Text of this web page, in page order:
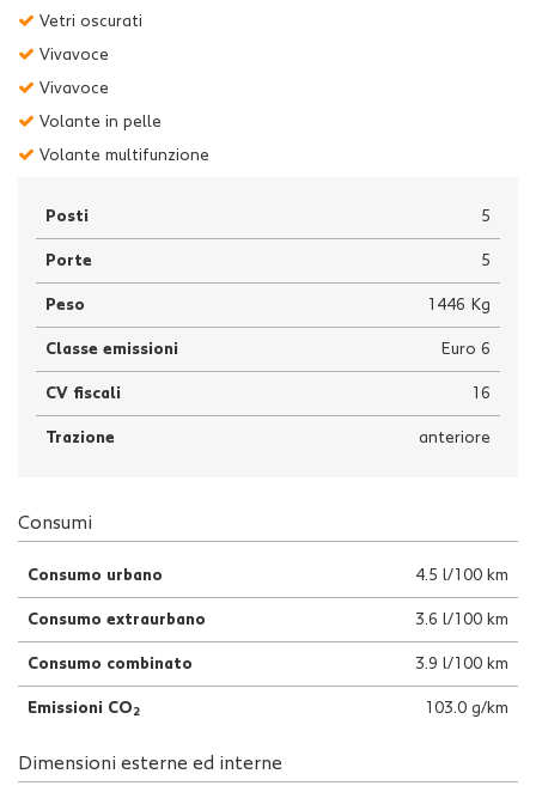
Vetri oscurati
Vivavoce
Vivavoce
Volante in pelle
Volante multifunzione
Posti 5
Porte 5
Peso 1446 Kg
Classe emissioni Euro 6
CV fiscali 16
Trazione anteriore
Consumi
Consumo urbano 4.5 l/100 km
Consumo extraurbano 3.6 l/100 km
Consumo combinato 3.9 l/100 km
Emissioni CO 2 103.0 g/km
Dimensioni esterne ed interne